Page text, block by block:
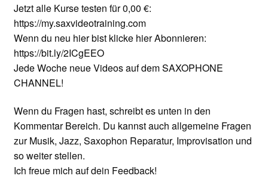
Jetzt alle Kurse testen für 0,00 €:
https://my.saxvideotraining.com
Wenn du neu hier bist klicke hier Abonnieren:
https://bit.ly/2ICgEEO
Jede Woche neue Videos auf dem SAXOPHONE
CHANNEL!
Wenn du Fragen hast, schreibt es unten in den
Kommentar Bereich. Du kannst auch allgemeine Fragen
zur Musik, Jazz, Saxophon Reparatur, Improvisation und
so weiter stellen.
Ich freue mich auf dein Feedback!